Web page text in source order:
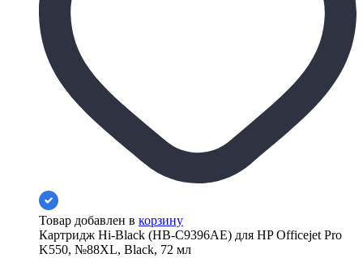
Товар добавлен в корзину
Картридж Hi-Black (HB-C9396AE) для HP Officejet Pro
K550, №88XL, Black, 72 мл